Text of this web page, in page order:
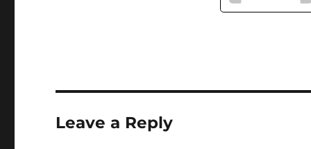
Leave a Reply